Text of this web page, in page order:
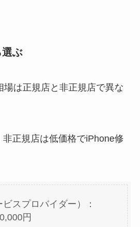
ぶ
場は正規店と非正規店で異な
正規店は低価格でiPhone修
スプロバイダー）：
円